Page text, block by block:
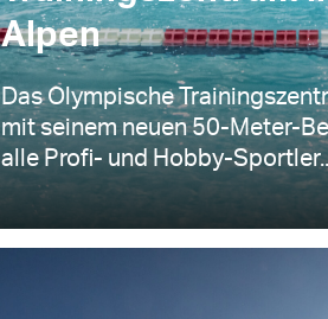
Alpen
Das Olympische
mit seinem neuen 50-Meter-
alle Profi- und Hobby-